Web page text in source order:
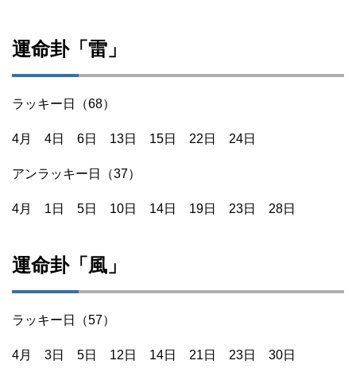
運命卦「雷」
ラッキー日（68）
4月 4日 6日 13日 15日 22日 24日
アンラッキー日（37）
4月 1日 5日 10日 14日 19日 23日 28日
運命卦「風」
ラッキー日（57）
4月 3日 5日 12日 14日 21日 23日 30日